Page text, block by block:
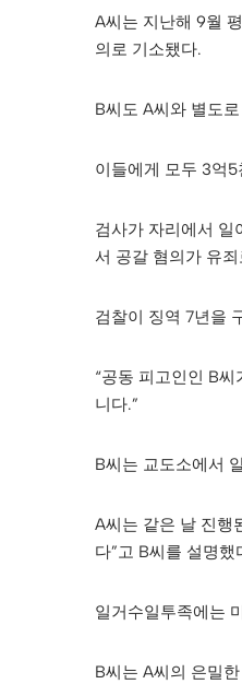
A씨는 지난해 9월
의로 기소됐다.
B씨도 A씨와 별도
이들에게 모두 3억
검사가 자리에서 일
서 공갈 혐의가 유
검찰이 징역 7년을
“공동 피고인인 B
니다.”
B씨는 교도소에서
A씨는 같은 날 진행
다”고 B씨를 설명했
일거수일투족에는
B씨는 A씨의 은밀